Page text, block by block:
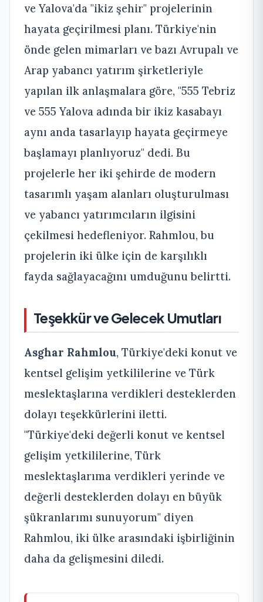
ve Yalova'da "ikiz şehir" projelerinin
hayata geçirilmesi planı. Türkiye'nin
önde gelen mimarları ve bazı Avrupalı ve
Arap yabancı yatırım şirketleriyle
yapılan ilk anlaşmalara göre, "555 Tebriz
ve 555 Yalova adında bir ikiz kasabayı
aynı anda tasarlayıp hayata geçirmeye
başlamayı planlıyoruz" dedi. Bu
projelerle her iki şehirde de modern
tasarımlı yaşam alanları oluşturulması
ve yabancı yatırımcıların ilgisini
çekilmesi hedefleniyor. Rahmlou, bu
projelerin iki ülke için de karşılıklı
fayda sağlayacağını umduğunu belirtti.
Teşekkür ve Gelecek Umutları
Asghar Rahmlou, Türkiye'deki konut ve
kentsel gelişim yetkililerine ve Türk
meslektaşlarına verdikleri desteklerden
dolayı teşekkürlerini iletti.
"Türkiye'deki değerli konut ve kentsel
gelişim yetkililerine, Türk
meslektaşlarıma verdikleri yerinde ve
değerli desteklerden dolayı en büyük
şükranlarımı sunuyorum" diyen
Rahmlou, iki ülke arasındaki işbirliğinin
daha da gelişmesini diledi.